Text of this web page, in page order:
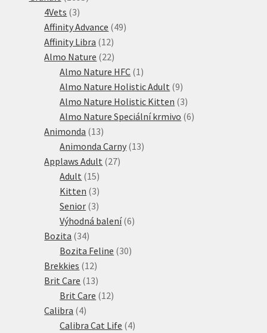
4Vets 33
produkty
Affinity Advance 4949
Affinity Libra 1212
produktů
Almo Nature 2222
produktů
Almo Nature HFC 1 1
produkt
Almo Nature Holistic Adult 99
produktů
Almo Nature Holistic Kitten 33
produkty
Almo Nature Speciální krmivo 66
Animonda 1313
produktů
Animonda Carny 1313
Applaws Adult 2727
Adult 1515
produktů
Kitten 33
produkty
Senior 33
produkty
Výhodná balení 66
Bozita 3434
produktů
Bozita Feline 3030
Brekkies 1212
produktů
Brit Care 1313
produktů
Brit Care 1212
Calibra 44
produkty
Calibra Cat Life 44